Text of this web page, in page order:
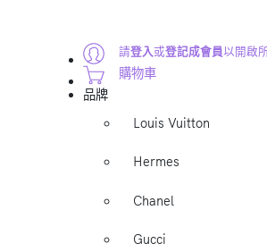
請登入或登記成會員以開啟
購物車
品牌
Louis Vuitton
Hermes
Chanel
Gucci